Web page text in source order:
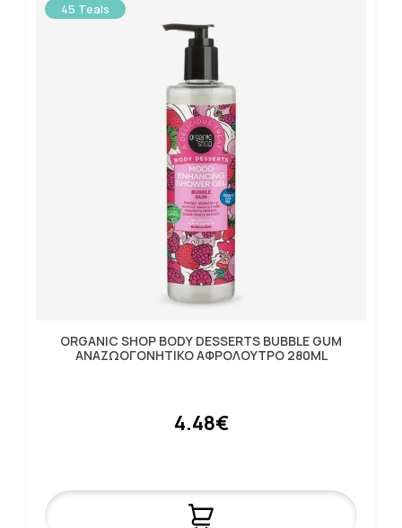
45 Teals
ORGANIC SHOP BODY DESSERTS BUBBLE GUM
ΑΝΑΖΩΟΓΟΝΗΤΙΚΟ ΑΦΡΟΛΟΥΤΡΟ 280ML
4.48€